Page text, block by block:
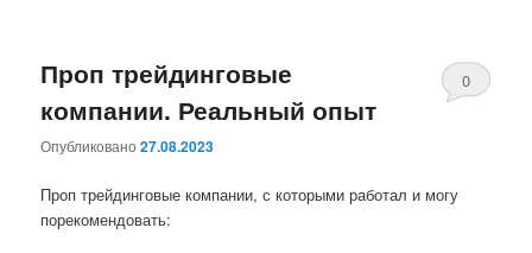
Проп трейдинговые
компании. Реальный опыт
Опубликовано27.08.2023
0
Проп трейдинговые компании, с которыми работал и могу
порекомендовать: